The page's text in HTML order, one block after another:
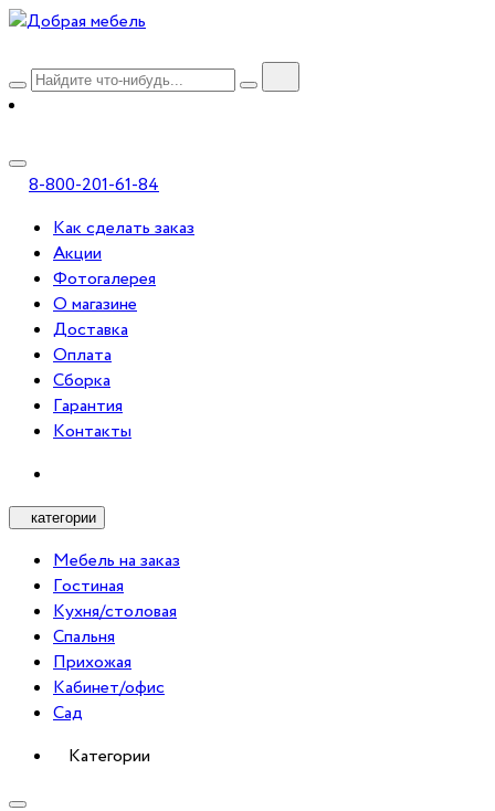
8-800-201-61-84
Как сделать заказ
Акции
Фотогалерея
О магазине
Доставка
Оплата
Сборка
Гарантия
Контакты
категории
Мебель на заказ
Гостиная
Кухня/столовая
Спальня
Прихожая
Кабинет/офис
Сад
Категории